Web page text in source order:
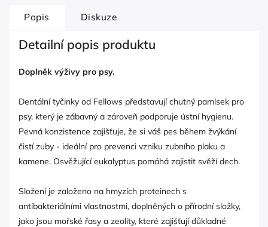
Popis Diskuze
Detailní popis produktu
Doplněk výživy pro psy.
Dentální tyčinky od Fellows představují chutný pamlsek pro
psy, který je zábavný a zároveň podporuje ústní hygienu.
Pevná konzistence zajišťuje, že si váš pes během žvýkání
čistí zuby - ideální pro prevenci vzniku zubního plaku a
kamene. Osvěžující eukalyptus pomáhá zajistit svěží dech.
Složení je založeno na hmyzích proteinech s
antibakteriálními vlastnostmi, doplněných o přírodní složky,
jako jsou mořské řasy a zeolity, které zajišťují důkladné